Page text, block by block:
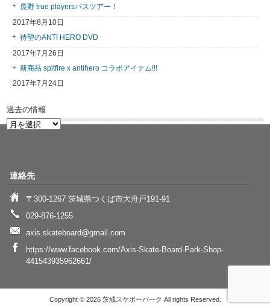
長野 true playersバスツアー！
2017年8月10日
待望のANTI HERO DVD
2017年7月26日
新商品 spitfire x antihero コラボアイテム!!!
2017年7月24日
過去の情報
過
連絡先
〒300-1267 茨城県つくば市大舟戸191-91
029-876-1255
axis.skateboard@gmail.com
https://www.facebook.com/Axis-Skate-Board-Park-Shop-
441543935962661/
Copyright © 2026 茨城スケボーパーク All rights Reserved.